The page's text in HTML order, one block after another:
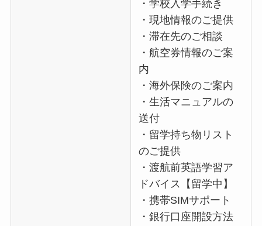
・学校入学手続き
・現地情報のご提供
・滞在先のご相談
・航空券情報のご案
内
・海外保険のご案内
・生活マニュアルの
送付
・留学持ち物リスト
のご提供
・渡航前英語学習ア
ドバイス【留学中】
・携帯SIMサポート
・銀行口座開設方法